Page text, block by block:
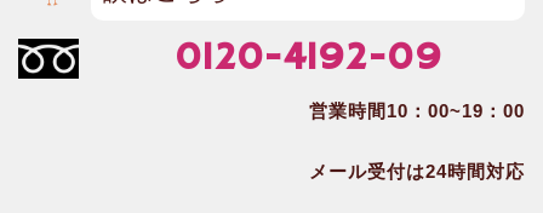
0120-4192-09
営業時間10：00~19：00
メール受付は24時間対応